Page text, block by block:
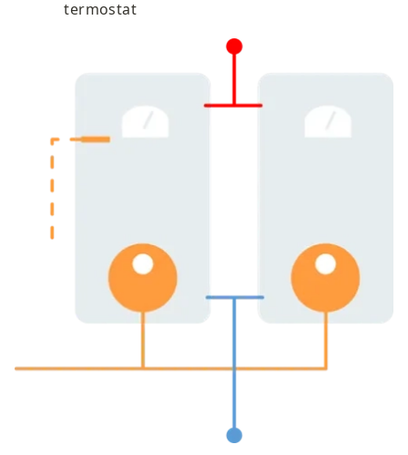
termostat